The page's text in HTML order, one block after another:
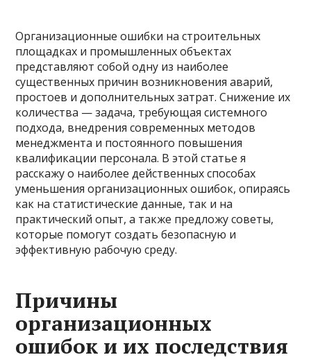
Организационные ошибки на строительных
площадках и промышленных объектах
представляют собой одну из наиболее
существенных причин возникновения аварий,
простоев и дополнительных затрат. Снижение их
количества — задача, требующая системного
подхода, внедрения современных методов
менеджмента и постоянного повышения
квалификации персонала. В этой статье я
расскажу о наиболее действенных способах
уменьшения организационных ошибок, опираясь
как на статистические данные, так и на
практический опыт, а также предложу советы,
которые помогут создать безопасную и
эффективную рабочую среду.
Причины
организационных
ошибок и их последствия